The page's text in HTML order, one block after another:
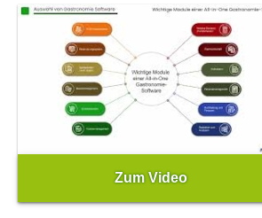
Zum Video